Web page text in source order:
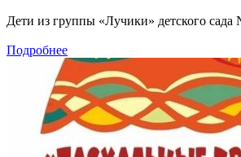
Дети из группы «Лучики» детского
Подробнее